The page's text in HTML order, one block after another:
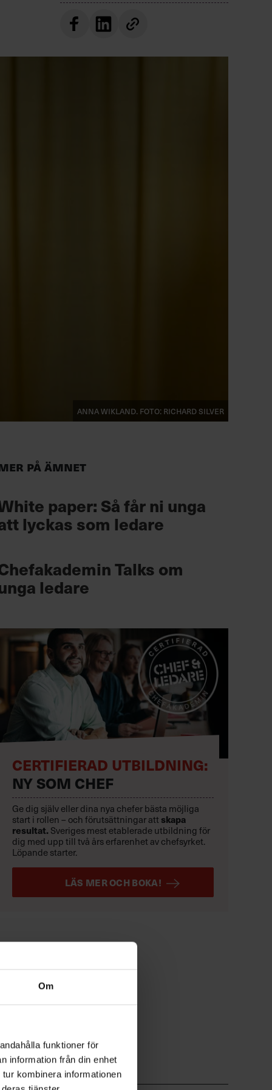
Om
funktioner för
information från din enhet
kombinera informationen
Anna Wikland. Foto: Richard Silver
på ämnet
paper: Så får ni unga
lyckas som ledare
Talks om
ledare
CERTIFIERAD UTBILDNING:
NY SOM CHEF
Ge dig själv eller dina nya chefer bästa möjliga
start i rollen – och förutsättningar att skapa
resultat. Sveriges mest etablerade utbildning för
dig med upp till två års erfarenhet av chefsyrket.
Löpande starter.
LÄS MER OCH BOKA!